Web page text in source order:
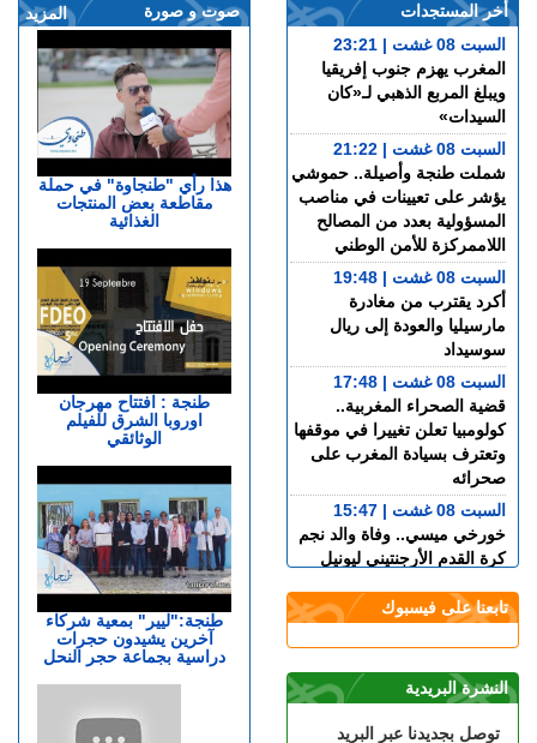
المزيد صوت و صورة
هذا رأي "طنجاوة" في حملة
مقاطعة بعض المنتجات
الغذائية
طنجة : افتتاح مهرجان
اوروبا الشرق للفيلم
الوثائقي
طنجة:"ليير" بمعية شركاء
آخرين يشيدون حجرات
دراسية بجماعة حجر النحل
أخر المستجدات
السبت 08 غشت | 23:21
المغرب يهزم جنوب إفريقيا
ويبلغ المربع الذهبي لـ«كان
السيدات»
السبت 08 غشت | 21:22
شملت طنجة وأصيلة.. حموشي
يؤشر على تعيينات في مناصب
المسؤولية بعدد من المصالح
اللاممركزة للأمن الوطني
السبت 08 غشت | 19:48
أكرد يقترب من مغادرة
مارسيليا والعودة إلى ريال
سوسيداد
السبت 08 غشت | 17:48
قضية الصحراء المغربية..
كولومبيا تعلن تغييرا في موقفها
وتعترف بسيادة المغرب على
صحرائه
السبت 08 غشت | 15:47
خورخي ميسي.. وفاة والد نجم
كرة القدم الأرجنتيني ليونيل
السبت 08 غشت | 14:49
للهجرة السرية
تابعنا على فيسبوك
النشرة البريدية
توصل بجديدنا عبر البريد